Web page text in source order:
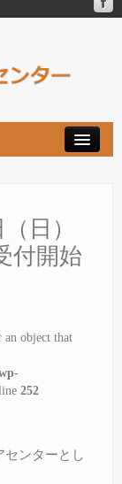
日）
付開始
an object that
252
ンターとし